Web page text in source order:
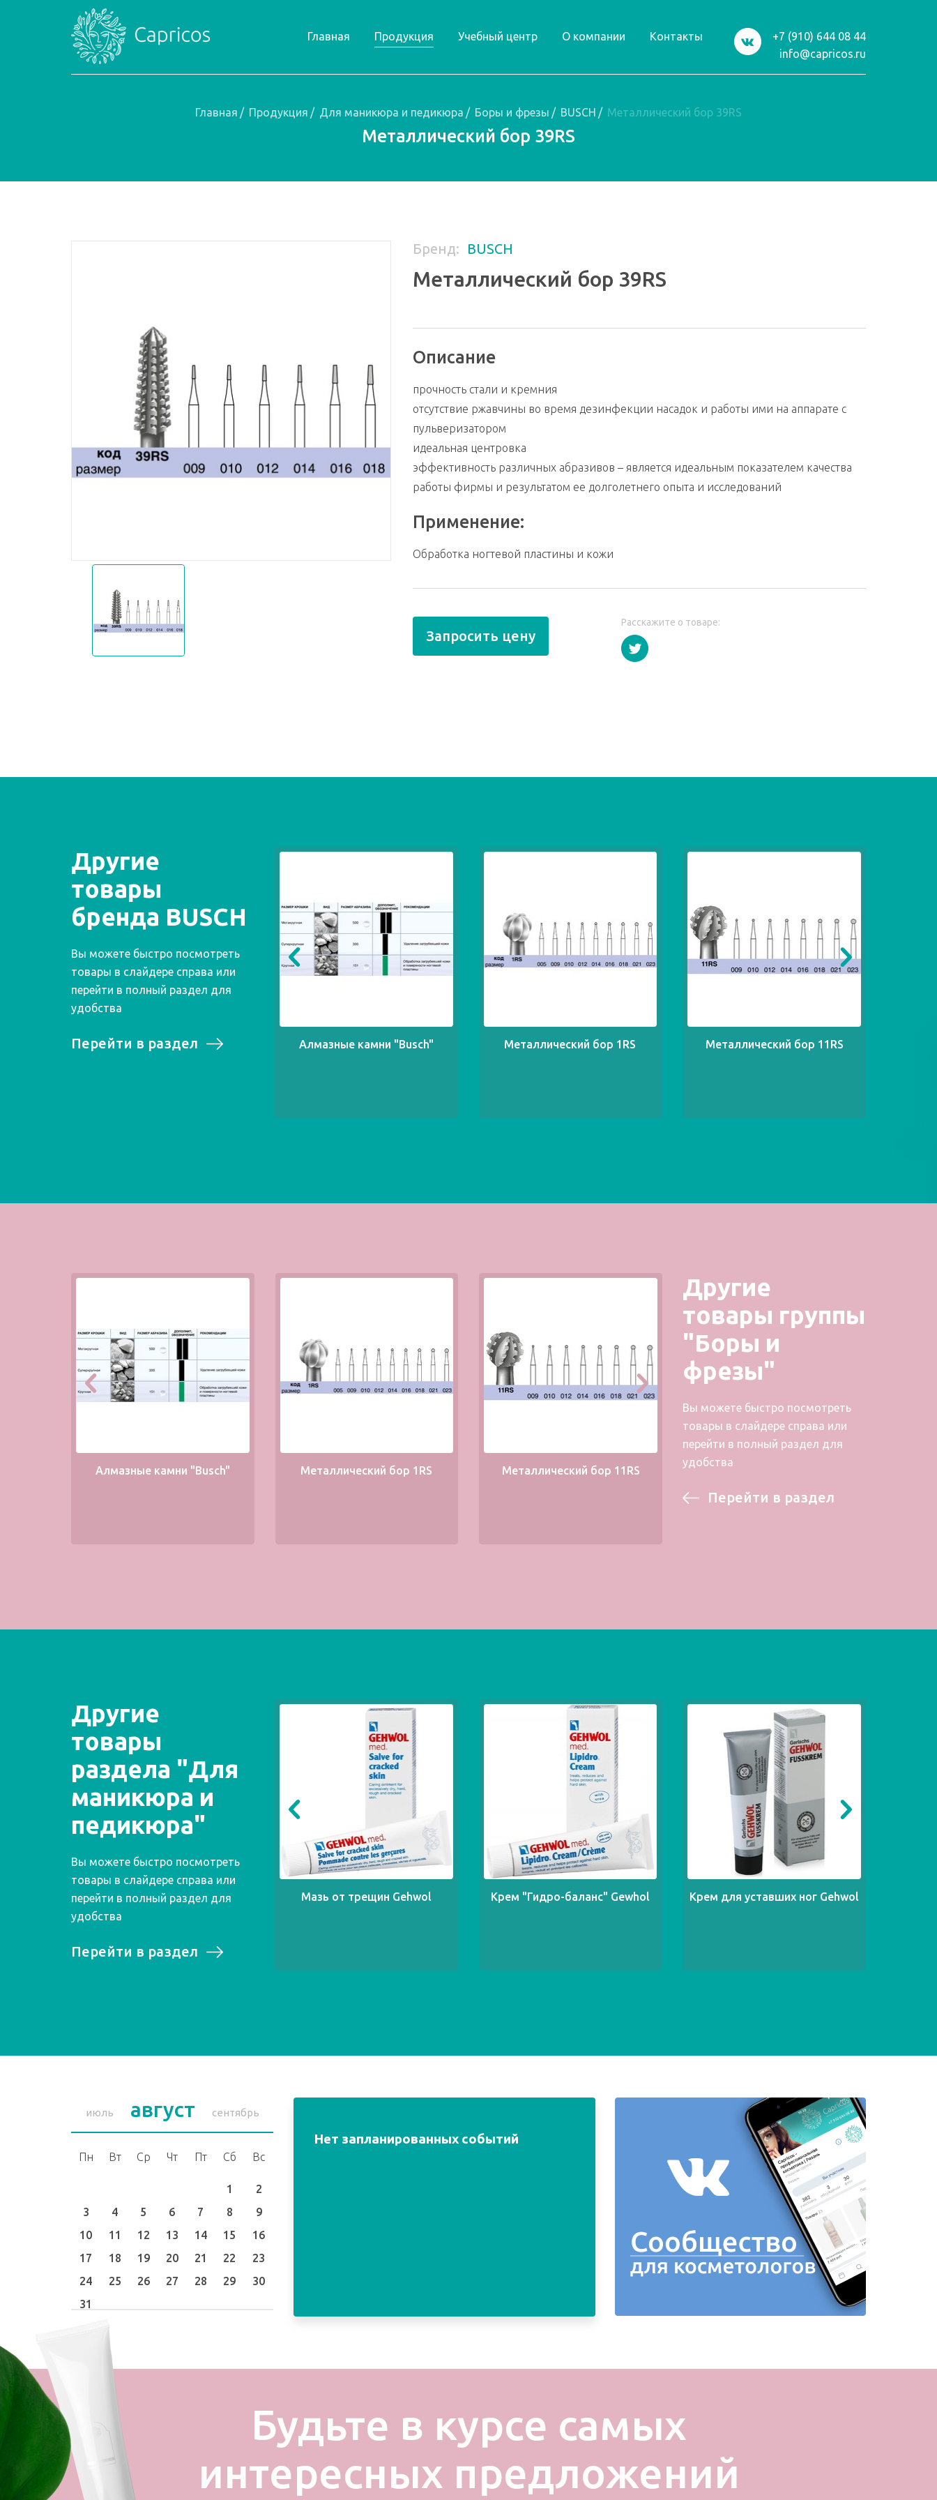
+7 (910) 644 08 44
info@capricos.ru
Главная Продукция Учебный центр О компании Контакты
Главная / Продукция / Для маникюра и педикюра / Боры и фрезы / BUSCH / Металлический бор 39RS
Металлический бор 39RS
Бренд: BUSCH
Металлический бор 39RS
Описание
прочность стали и кремния
отсутствие ржавчины во время дезинфекции насадок и работы ими на аппарате с
пульверизатором
идеальная центровка
эффективность различных абразивов – является идеальным показателем качества
работы фирмы и результатом ее долголетнего опыта и исследований
Применение:
Обработка ногтевой пластины и кожи
Запросить цену
Расскажите о товаре:
Другие
товары
бренда BUSCH
Вы можете быстро посмотреть
товары в слайдере справа или
перейти в полный раздел для
удобства
Перейти в раздел Алмазные камни "Busch" Металлический бор 1RS Металлический бор 11RS
Другие
товары группы
"Боры и
фрезы"
Вы можете быстро посмотреть
товары в слайдере справа или
перейти в полный раздел для
удобства
Перейти в раздел
Алмазные камни "Busch" Металлический бор 1RS Металлический бор 11RS Металлический бор 39RS
Другие
товары
раздела "Для
маникюра и
педикюра"
Вы можете быстро посмотреть
товары в слайдере справа или
перейти в полный раздел для
удобства
Перейти в раздел
Мазь от трещин Gehwol Крем "Гидро-баланс" Gewhol Крем для уставших ног Gehwol
июль август сентябрь
Пн Вт Ср Чт Пт Сб Вс
1
2
3
4 5 6 7 8
9
10
11 12 13 14 15
16
17
18 19 20 21 22
23
24
25 26 27 28 29
30
31
Нет запланированных событий
Будьте в курсе самых
интересных предложений